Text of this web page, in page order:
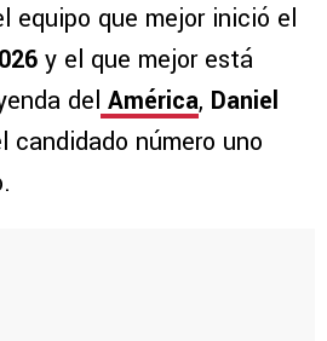
equipo que mejor inició el
y el que mejor está
del América, Daniel
candidado número uno